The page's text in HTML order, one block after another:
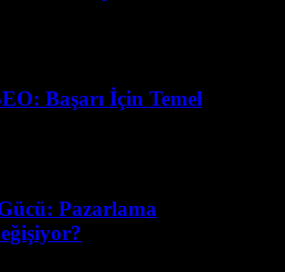
Başarı İçin Temel
Pazarlama